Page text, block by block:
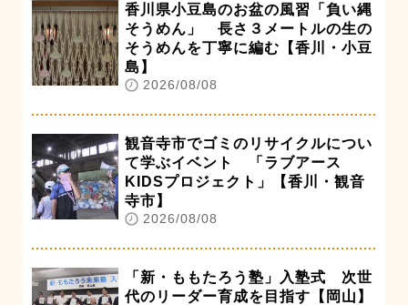
香川県小豆島のお盆の風習「負い縄
そうめん」 長さ３メートルの生の
そうめんを丁寧に編む【香川・小豆
島】
2026/08/08
観音寺市でゴミのリサイクルについ
て学ぶイベント 「ラブアース
KIDSプロジェクト」【香川・観音
寺市】
2026/08/08
「新・ももたろう塾」入塾式 次世
代のリーダー育成を目指す【岡山】